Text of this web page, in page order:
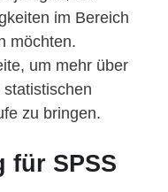
im Bereich
möchten.
um mehr über
zu bringen.
für SPSS